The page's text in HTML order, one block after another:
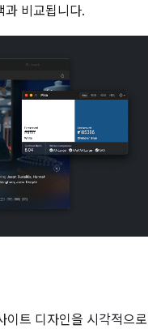
비교됩니다.
이트 디자인을 시각적으로